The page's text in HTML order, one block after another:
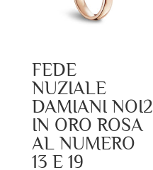
FEDE
NUZIALE
DAMIANI NOI2
IN ORO ROSA
AL NUMERO
13 E 19